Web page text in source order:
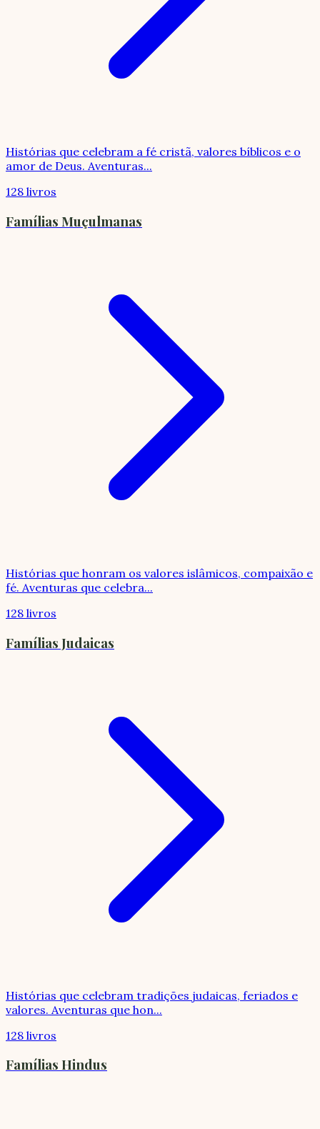
Histórias que celebram a fé cristã, valores bíblicos e o
amor de Deus. Aventuras...
128 livros
Famílias Muçulmanas
Histórias que honram os valores islâmicos, compaixão e
fé. Aventuras que celebra...
128 livros
Famílias Judaicas
Histórias que celebram tradições judaicas, feriados e
valores. Aventuras que hon...
128 livros
Famílias Hindus